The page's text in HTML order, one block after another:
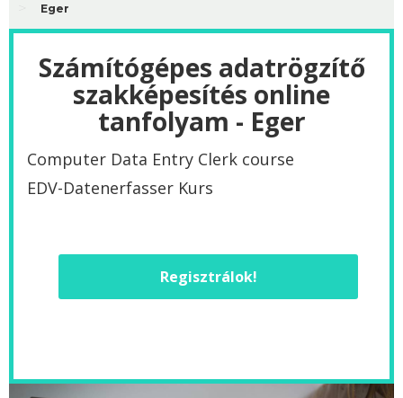
Eger
Számítógépes adatrögzítő
szakképesítés online
tanfolyam - Eger
Computer Data Entry Clerk course
EDV-Datenerfasser Kurs
Regisztrálok!